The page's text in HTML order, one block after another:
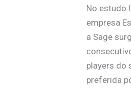
No estudo
empresa
a Sage
players do
preferida